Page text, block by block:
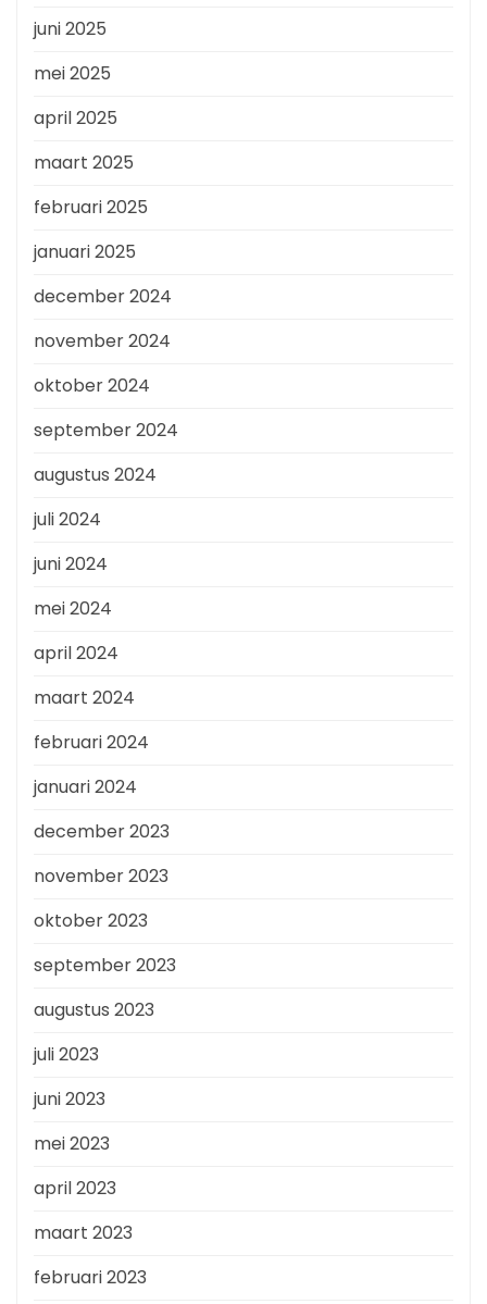
juni 2025
mei 2025
april 2025
maart 2025
februari 2025
januari 2025
december 2024
november 2024
oktober 2024
september 2024
augustus 2024
juli 2024
juni 2024
mei 2024
april 2024
maart 2024
februari 2024
januari 2024
december 2023
november 2023
oktober 2023
september 2023
augustus 2023
juli 2023
juni 2023
mei 2023
april 2023
maart 2023
februari 2023